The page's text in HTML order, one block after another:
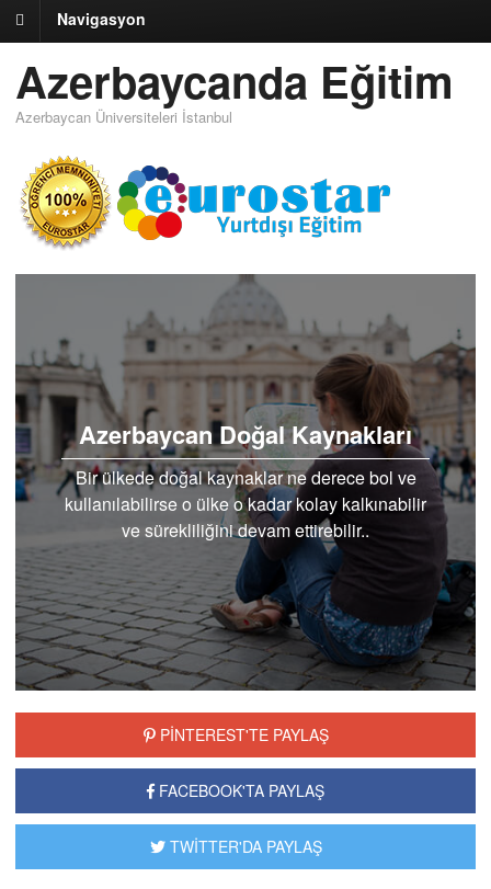
Navigasyon
Azerbaycanda Eğitim
Azerbaycan Üniversiteleri İstanbul
Azerbaycan Doğal Kaynakları
Bir ülkede doğal kaynaklar ne derece bol ve
kullanılabilirse o ülke o kadar kolay kalkınabilir
ve sürekliliğini devam ettirebilir..
PİNTEREST'TE PAYLAŞ
FACEBOOK'TA PAYLAŞ
TWİTTER'DA PAYLAŞ